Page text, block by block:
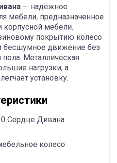
— надёжное
мебели, предназначенное
корпусной мебели.
покрытию колесо
бесшумное движение без
Металлическая
нагрузки, а
установку.
Сердце Дивана
колесо